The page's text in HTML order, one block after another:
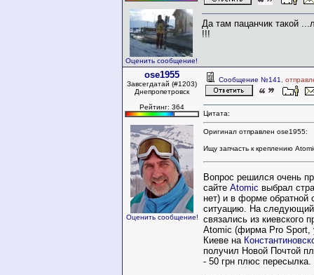
Оценить сообщение!
Да там пацанчик такой
!!!
ose1955
Завсегдатай (#1203)
Днепропетровск
Рейтинг: 364
Оценить сообщение!
Сообщение №141 ,
Цитата:
Оригинал отправлен ose1955:
Ищу запчасть к креплению
Вопрос решился очень
сайте Atomic выбрал
нет) и в форме обратной
ситуацию. На
связались из киевского
Atomic (фирма Pro Sport,
Киеве на
получил Новой Почтой
- 50 грн плюс пересылка.